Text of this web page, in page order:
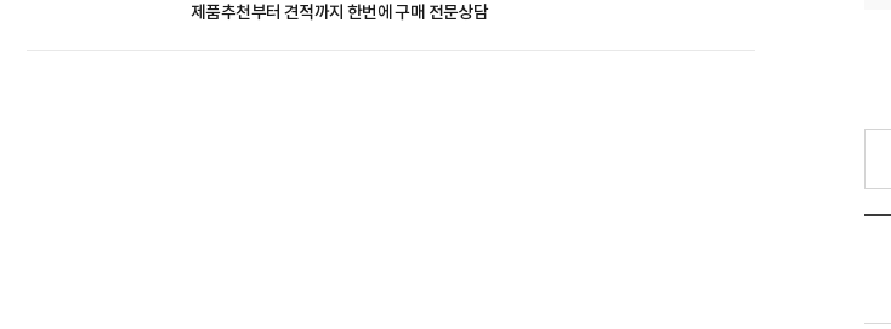
제품추천부터 견적까지 한번에구매 전문상담